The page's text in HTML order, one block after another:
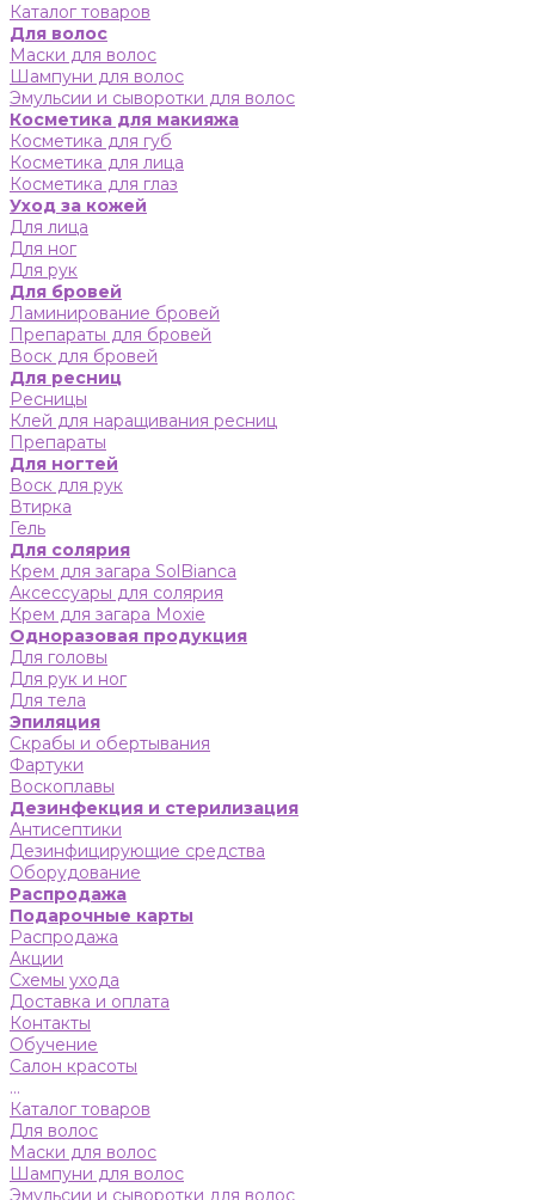
Каталог товаров
Для волос
Маски для волос
Шампуни для волос
Эмульсии и сыворотки для волос
Косметика для макияжа
Косметика для губ
Косметика для лица
Косметика для глаз
Уход за кожей
Для лица
Для ног
Для рук
Для бровей
Ламинирование бровей
Препараты для бровей
Воск для бровей
Для ресниц
Ресницы
Клей для наращивания ресниц
Препараты
Для ногтей
Воск для рук
Втирка
Гель
Для солярия
Крем для загара SolBianca
Аксессуары для солярия
Крем для загара Moxie
Одноразовая продукция
Для головы
Для рук и ног
Для тела
Эпиляция
Скрабы и обертывания
Фартуки
Воскоплавы
Дезинфекция и стерилизация
Антисептики
Дезинфицирующие средства
Оборудование
Распродажа
Подарочные карты
Распродажа
Акции
Схемы ухода
Доставка и оплата
Контакты
Обучение
Салон красоты
...
Каталог товаров
Для волос
Маски для волос
Шампуни для волос
Эмульсии и сыворотки для волос